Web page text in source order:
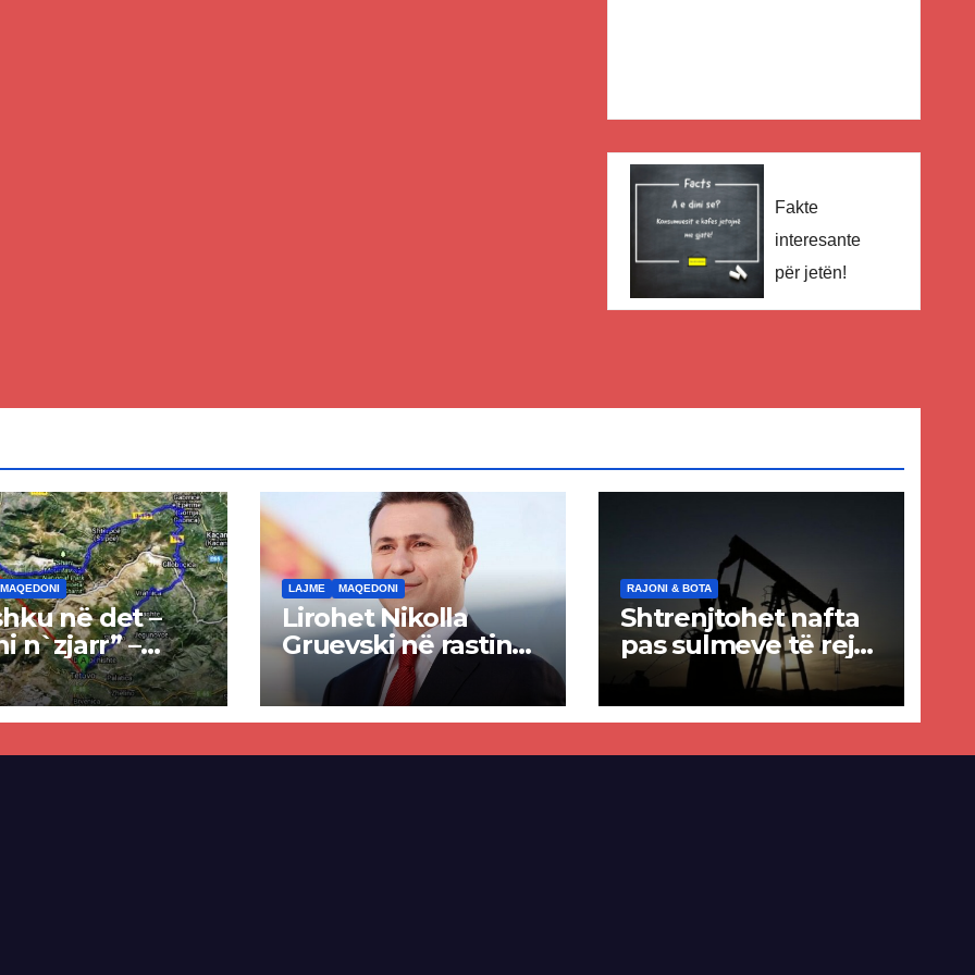
Fakte
interesante
për jetën!
MAQEDONI
në det –
n`zjarr” –
pa u kryer
i tunelit,
e Tetovës
për
LAJME MAQEDONI
Lirohet Nikolla
Gruevski në rastin
“Talir 2”, gjykata
rrëzon akuzat për
ndërtimin e
paligjshëm të selisë
RAJONI & BOTA
Shtrenjtohet nafta
pas sulmeve të reja
SHBA–Iran